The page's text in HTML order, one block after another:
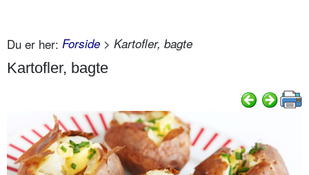
Du er her: Forside > Kartofler, bagte
Kartofler, bagte